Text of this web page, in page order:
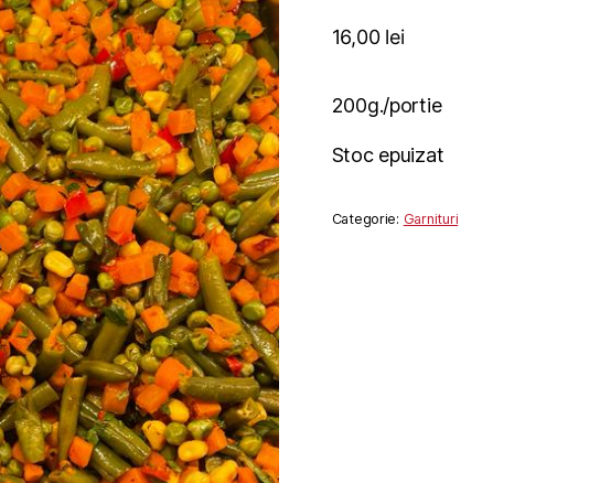
16,00 lei
200g./portie
Stoc epuizat
Categorie: Garnituri